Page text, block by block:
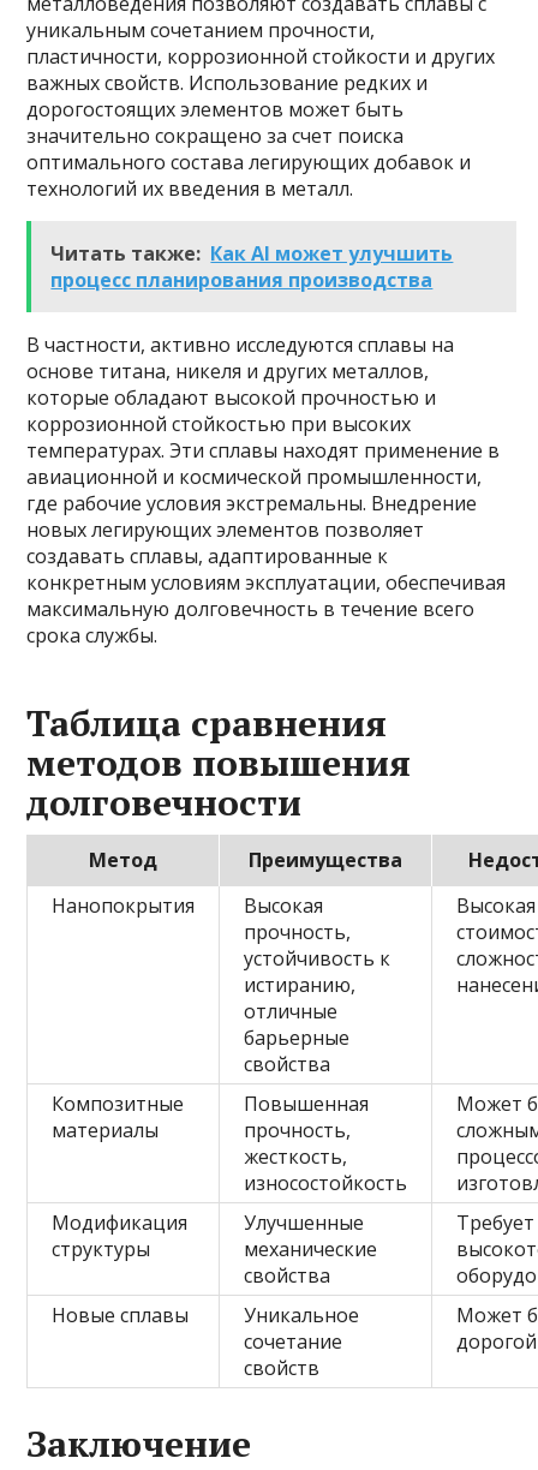
уникальным сочетанием прочности,
пластичности, коррозионной стойкости и других
важных свойств. Использование редких и
дорогостоящих элементов может быть
значительно сокращено за счет поиска
оптимального состава легирующих добавок и
технологий их введения в металл.
Читать также: Как AI может улучшить
процесс планирования производства
В частности, активно исследуются сплавы на
основе титана, никеля и других металлов,
которые обладают высокой прочностью и
коррозионной стойкостью при высоких
температурах. Эти сплавы находят применение в
авиационной и космической промышленности,
где рабочие условия экстремальны. Внедрение
новых легирующих элементов позволяет
создавать сплавы, адаптированные к
конкретным условиям эксплуатации, обеспечивая
максимальную долговечность в течение всего
срока службы.
Таблица сравнения
методов повышения
долговечности
Метод Преимущества
Нанопокрытия
Высокая
прочность,
устойчивость к
истиранию,
отличные
барьерные
свойства
Высокая
Композитные
материалы
Повышенная
прочность,
жесткость,
износостойкость
Может
Модификация
структуры
Улучшенные
механические
свойства
Требует
Новые сплавы
Уникальное
сочетание
свойств
Может
дорогой
Заключение